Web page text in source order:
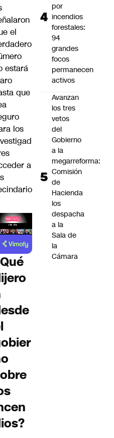
el
estará
que
los
a
el
por
incendios
forestales:
94
grandes
focos
permanecen
activos
Avanzan
los tres
vetos
del
Gobierno
a la
megarreforma:
Comisión
de
Hacienda
los
despacha
a la
Sala de
la
Cámara